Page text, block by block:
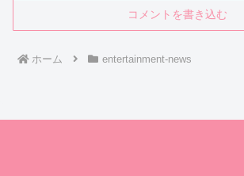
コメントを書き込む
ホーム entertainment-news